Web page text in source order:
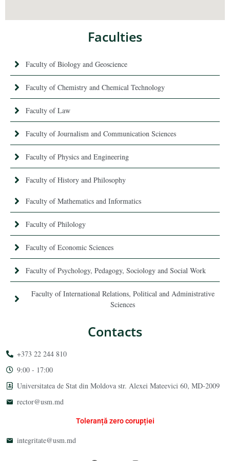
Faculties
Faculty of Biology and Geoscience
Faculty of Chemistry and Chemical Technology
Faculty of Law
Faculty of Journalism and Communication Sciences
Faculty of Physics and Engineering
Faculty of History and Philosophy
Faculty of Mathematics and Informatics
Faculty of Philology
Faculty of Economic Sciences
Faculty of Psychology, Pedagogy, Sociology and Social Work
Faculty of International Relations, Political and Administrative
Sciences
Contacts
+373 22 244 810
9:00 - 17:00
Universitatea de Stat din Moldova str. Alexei Mateevici 60, MD-2009
rector@usm.md
Toleranță zero corupției
integritate@usm.md